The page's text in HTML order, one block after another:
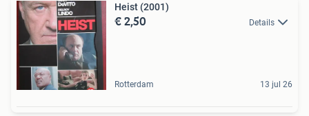
Heist (2001)
€ 2,50 Details
Rotterdam 13 jul 26